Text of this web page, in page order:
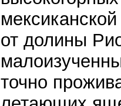
от долины
точно